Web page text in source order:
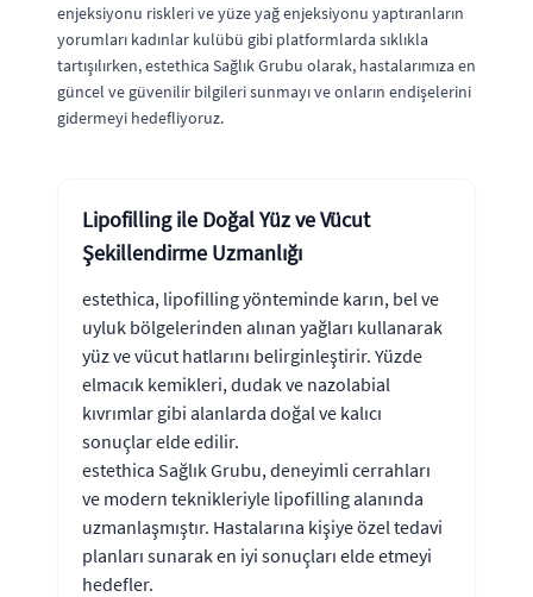
enjeksiyonu riskleri ve yüze yağ enjeksiyonu yaptıranların
yorumları kadınlar kulübü gibi platformlarda sıklıkla
tartışılırken, estethica Sağlık Grubu olarak, hastalarımıza en
güncel ve güvenilir bilgileri sunmayı ve onların endişelerini
gidermeyi hedefliyoruz.
Lipofilling ile Doğal Yüz ve Vücut
Şekillendirme Uzmanlığı
estethica, lipofilling yönteminde karın, bel ve
uyluk bölgelerinden alınan yağları kullanarak
yüz ve vücut hatlarını belirginleştirir. Yüzde
elmacık kemikleri, dudak ve nazolabial
kıvrımlar gibi alanlarda doğal ve kalıcı
sonuçlar elde edilir.
estethica Sağlık Grubu, deneyimli cerrahları
ve modern teknikleriyle lipofilling alanında
uzmanlaşmıştır. Hastalarına kişiye özel tedavi
planları sunarak en iyi sonuçları elde etmeyi
hedefler.